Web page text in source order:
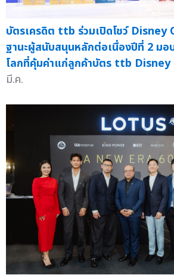
บัตรเครดิต ttb ร่วมเปิดโชว์ Disney
ฐานะผู้สนับสนุนหลักต่อเนื่องปีที่ 2 มอ
โลกที่คุ้มค่าแก่ลูกค้าบัตร ttb Disney
มี.ค.